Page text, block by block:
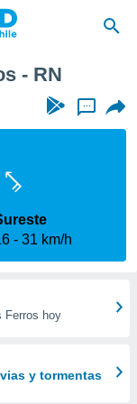
- RN
...
31 km/h
Ferros hoy
y tormentas